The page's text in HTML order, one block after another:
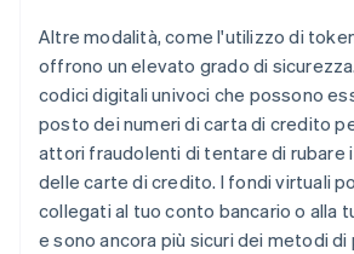
Altre modalità, come l'utilizzo di
offrono un elevato grado di
codici digitali univoci che possono
posto dei numeri di carta di credito
attori fraudolenti di tentare di
delle carte di credito. I fondi virtuali
collegati al tuo conto bancario o alla
e sono ancora più sicuri dei metodi